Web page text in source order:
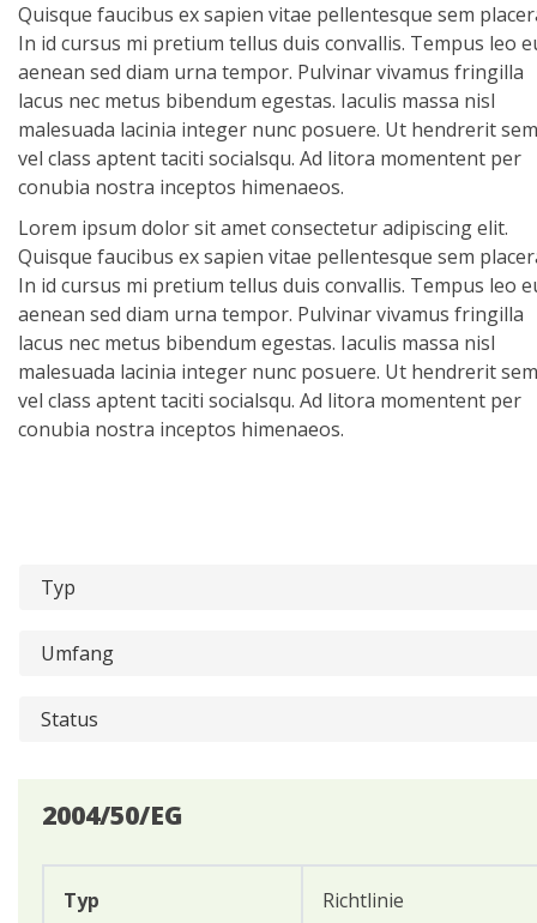
Quisque faucibus ex sapien vitae pellentesque sem
In id cursus mi pretium tellus duis convallis. Tempus leo
aenean sed diam urna tempor. Pulvinar vivamus fringilla
lacus nec metus bibendum egestas. Iaculis massa nisl
malesuada lacinia integer nunc posuere. Ut hendrerit
vel class aptent taciti socialsqu. Ad litora momentent per
conubia nostra inceptos himenaeos.
Lorem ipsum dolor sit amet consectetur adipiscing elit.
Quisque faucibus ex sapien vitae pellentesque sem
In id cursus mi pretium tellus duis convallis. Tempus leo
aenean sed diam urna tempor. Pulvinar vivamus fringilla
lacus nec metus bibendum egestas. Iaculis massa nisl
malesuada lacinia integer nunc posuere. Ut hendrerit
vel class aptent taciti socialsqu. Ad litora momentent per
conubia nostra inceptos himenaeos.
2004/50/EG
Typ Richtlinie